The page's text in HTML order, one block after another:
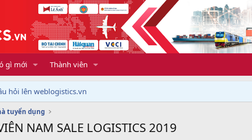
gì mới Thành viên
hỏi lên weblogistics.vn
tuyển dụng
NAM SALE LOGISTICS 2019